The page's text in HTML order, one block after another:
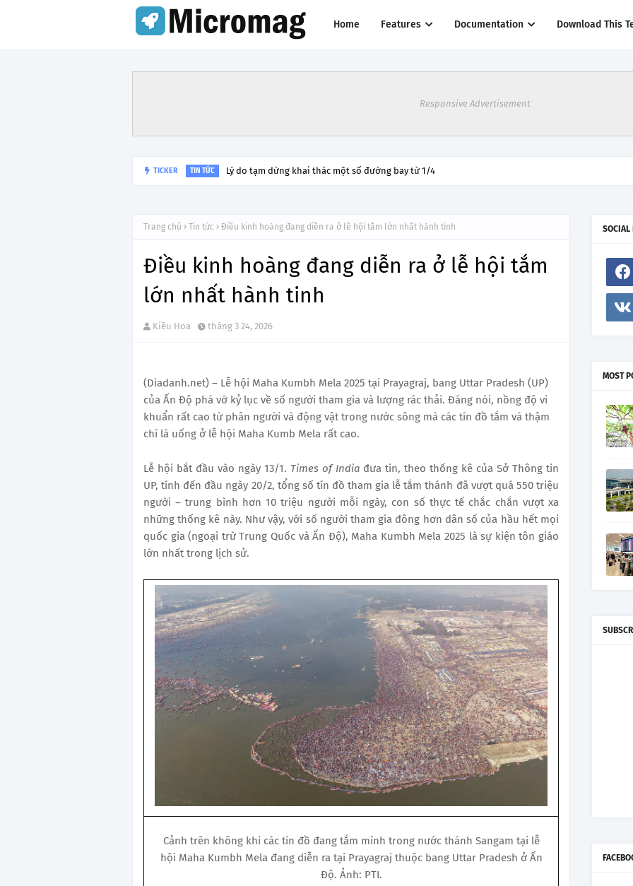
Home Features Documentation Download This
Responsive Advertisement
TICKER TIN TỨC Lý do tạm dừng khai thác một số đường bay từ 1/4
Trang chủ Tin tức Điều kinh hoàng đang diễn ra ở lễ hội tắm lớn nhất hành tinh
Điều kinh hoàng đang diễn ra ở lễ hội tắm
lớn nhất hành tinh
Kiều Hoa tháng 3 24, 2026
(Diadanh.net) – Lễ hội Maha Kumbh Mela 2025 tại Prayagraj, bang Uttar Pradesh (UP)
của Ấn Độ phá vỡ kỷ lục về số người tham gia và lượng rác thải. Đáng nói, nồng độ vi
khuẩn rất cao từ phân người và động vật trong nước sông mà các tín đồ tắm và thậm
chí là uống ở lễ hội Maha Kumb Mela rất cao.
Lễ hội bắt đầu vào ngày 13/1. Times of India đưa tin, theo thống kê của Sở Thông tin
UP, tính đến đầu ngày 20/2, tổng số tín đồ tham gia lễ tắm thánh đã vượt quá 550 triệu
người – trung bình hơn 10 triệu người mỗi ngày, con số thực tế chắc chắn vượt xa
những thống kê này. Như vậy, với số người tham gia đông hơn dân số của hầu hết mọi
quốc gia (ngoại trừ Trung Quốc và Ấn Độ), Maha Kumbh Mela 2025 là sự kiện tôn giáo
lớn nhất trong lịch sử.
Cảnh trên không khi các tín đồ đang tắm mình trong nước thánh Sangam tại lễ
hội Maha Kumbh Mela đang diễn ra tại Prayagraj thuộc bang Uttar Pradesh ở Ấn
Độ. Ảnh: PTI.
SOCIAL
MOST